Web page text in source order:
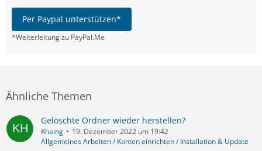
Per Paypal unterstützen*
*Weiterleitung zu PayPal.Me
Ähnliche Themen
Gelöschte Ordner wieder herstellen?
Khaing
19. Dezember 2022 um 19:42
Allgemeines Arbeiten / Konten einrichten / Installation & Update